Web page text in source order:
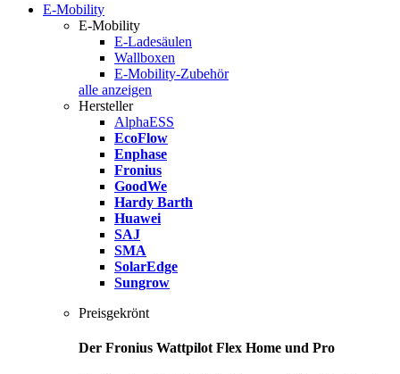
E-Mobility
E-Mobility
E-Ladesäulen
Wallboxen
E-Mobility-Zubehör
alle anzeigen
Hersteller
AlphaESS
EcoFlow
Enphase
Fronius
GoodWe
Hardy Barth
Huawei
SAJ
SMA
SolarEdge
Sungrow
Preisgekrönt
Der Fronius Wattpilot Flex Home und Pro